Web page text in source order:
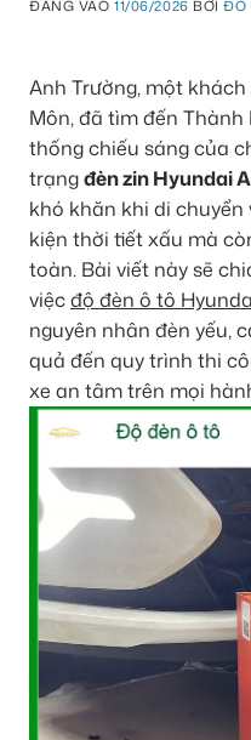
ĐĂNG VÀO11/06/2026 BỞIĐỖ
Anh Trường, một
Môn, đã tìm đến
thống chiếu sáng của
trạngđèn zin Hyundai
khó khăn khi di
kiện thời tiết xấu mà
toàn. Bài viết này sẽ
việcđộ đèn ô tô
nguyên nhân đèn yếu,
quả đến quy trình thi
xe an tâm trên mọi